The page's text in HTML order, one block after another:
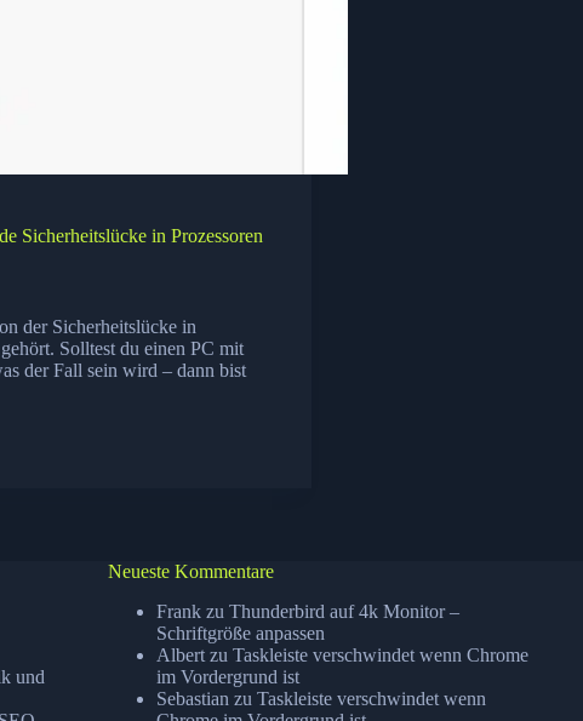
Sicherheitslücke in Prozessoren
der Sicherheitslücke in
Solltest du einen PC mit
der Fall sein wird – dann bist
und
Neueste Kommentare
Frankzu Thunderbird auf 4k Monitor –
Schriftgröße anpassen
Albertzu Taskleiste verschwindet wenn Chrome
im Vordergrund ist
Sebastian zu Taskleiste verschwindet wenn